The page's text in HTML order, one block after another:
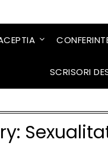
SCRISORI